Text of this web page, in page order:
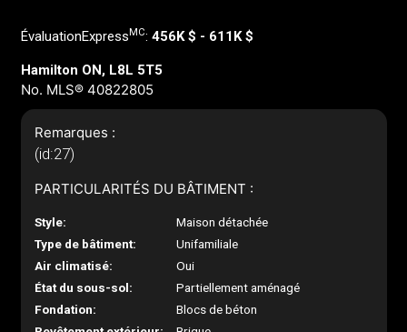
ÉvaluationExpress MC: 456K $ - 611K $
Hamilton ON, L8L 5T5
No. MLS® 40822805
Remarques :
(id:27)
PARTICULARITÉS DU BÂTIMENT :
Style:
Maison détachée
Type de bâtiment:
Unifamiliale
Air climatisé:
Oui
État du sous-sol:
Partiellement aménagé
Fondation:
Blocs de béton